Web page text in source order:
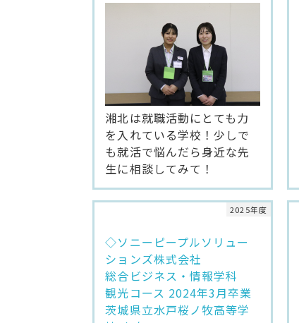
湘北は就職活動にとても力
を入れている学校！少しで
も就活で悩んだら身近な先
生に相談してみて！
◇ソニーピープルソリュー
ションズ株式会社
総合ビジネス・情報学科
観光コース 2024年3月卒業
茨城県立水戸桜ノ牧高等学
2025年度